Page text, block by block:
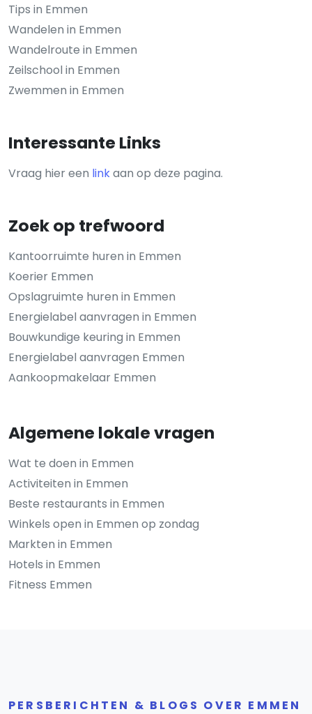
Tips in Emmen
Wandelen in Emmen
Wandelroute in Emmen
Zeilschool in Emmen
Zwemmen in Emmen
Interessante Links
Vraag hier een linkaan op deze pagina.
Zoek op trefwoord
Kantoorruimte huren in Emmen
Koerier Emmen
Opslagruimte huren in Emmen
Energielabel aanvragen in Emmen
Bouwkundige keuring in Emmen
Energielabel aanvragen Emmen
Aankoopmakelaar Emmen
Algemene lokale vragen
Wat te doen in Emmen
Activiteiten in Emmen
Beste restaurants in Emmen
Winkels open in Emmen op zondag
Markten in Emmen
Hotels in Emmen
Fitness Emmen
PERSBERICHTEN & BLOGS OVER EMMEN